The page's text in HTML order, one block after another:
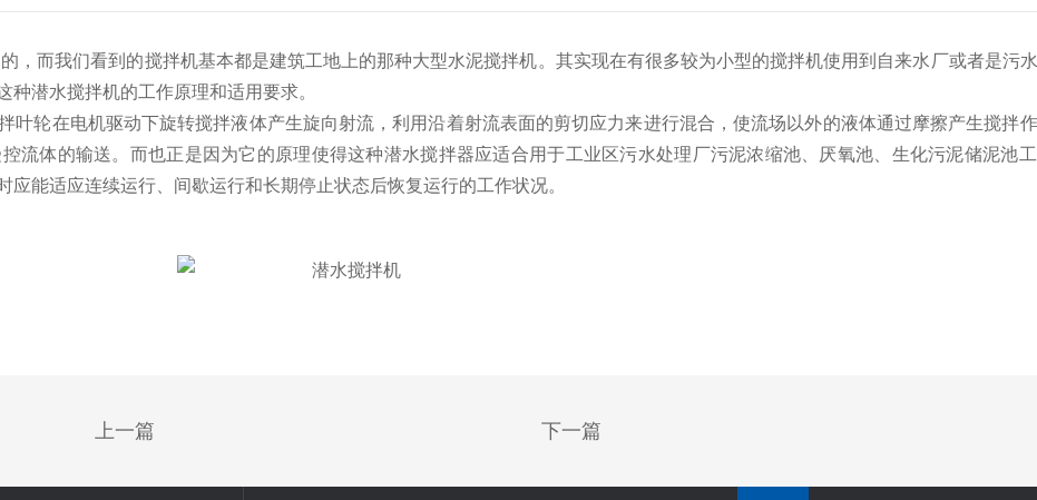
而我们看到的搅拌机基本都是建筑工地上的那种大型水泥搅拌机。其实现在有很多较为小型的搅拌机使用到自来水厂或者是污
潜水搅拌机的工作原理和适用要求。
轮在电机驱动下旋转搅拌液体产生旋向射流，利用沿着射流表面的剪切应力来进行混合，使流场以外的液体通过摩擦产生搅拌
流体的输送。而也正是因为它的原理使得这种潜水搅拌器应适合用于工业区污水处理厂污泥浓缩池、厌氧池、生化污泥储泥池
能适应连续运行、间歇运行和长期停止状态后恢复运行的工作状况。
上一篇 下一篇